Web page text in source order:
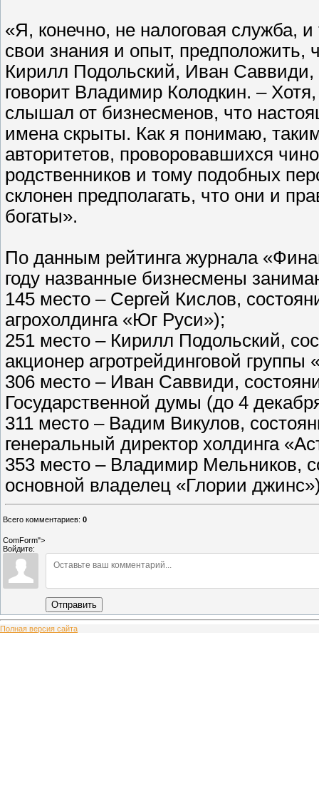
«Я, конечно, не налоговая служба, и
свои знания и опыт, предположить,
Кирилл Подольский, Иван
говорит Владимир Колодкин. –
слышал от бизнесменов, что
имена скрыты. Как я понимаю,
авторитетов, проворовавшихся
родственников и тому подобных
склонен предполагать, что они и
богаты».
По данным рейтинга журнала
году названные бизнесмены
145 место – Сергей Кислов,
агрохолдинга «Юг Руси»);
251 место – Кирилл Подольский,
акционер агротрейдинговой группы
306 место – Иван Саввиди,
Государственной думы (до 4
311 место – Вадим Викулов,
генеральный директор холдинга
353 место – Владимир Мельников,
основной владелец «Глории
Всего комментариев: 0
ComForm">
Войдите:
Отправить
Полная версия сайта